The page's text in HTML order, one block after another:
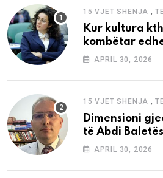
15 VJET SHENJA ,
Kur kultura
kombëtar
APRIL 30, 2026
15 VJET SHENJA ,
Dimensioni
të Abdi
“Shenja”
APRIL 30, 2026